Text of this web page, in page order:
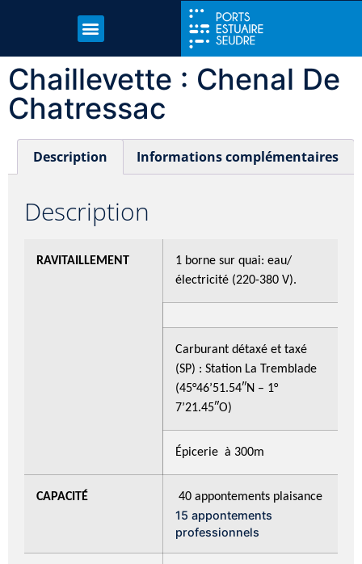
Chaillevette : Chenal De
Chatressac
Description Informations complémentaires
Description
RAVITAILLEMENT
1 borne sur quai: eau/
électricité (220-380 V).
Carburant détaxé et taxé
(SP) : Station La Tremblade
(45°46’51.54″N – 1°
7’21.45″O)
Épicerie à 300m
CAPACITÉ 40 appontements plaisance
15 appontements
professionnels